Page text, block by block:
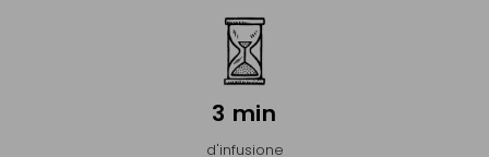
3 min
d'infusione